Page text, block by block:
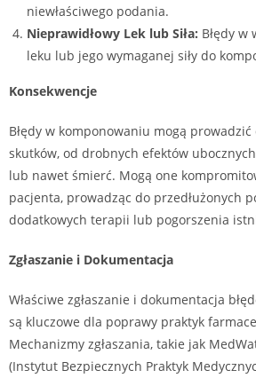
niewłaściwego podania.
Nieprawidłowy Lek lub Siła: Błędy w
leku lub jego wymaganej siły do
Konsekwencje
Błędy w komponowaniu mogą
skutków, od drobnych efektów
lub nawet śmierć. Mogą one
pacjenta, prowadząc do przedłużonych
dodatkowych terapii lub pogorszenia
Zgłaszanie i Dokumentacja
Właściwe zgłaszanie i dokumentacja
są kluczowe dla poprawy praktyk
Mechanizmy zgłaszania, takie jak
(Instytut Bezpiecznych Praktyk